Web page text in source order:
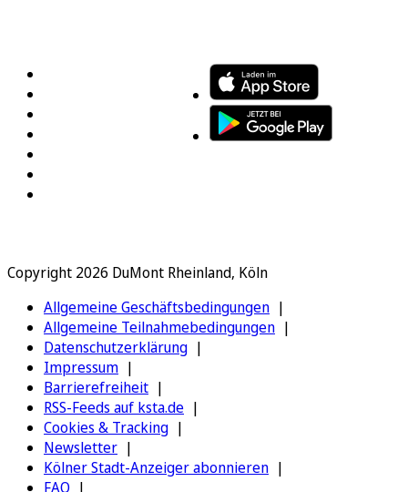
Copyright 2026 DuMont Rheinland, Köln
Allgemeine Geschäftsbedingungen
Allgemeine Teilnahmebedingungen
Datenschutzerklärung
Impressum
Barrierefreiheit
RSS-Feeds auf ksta.de
Cookies & Tracking
Newsletter
Kölner Stadt-Anzeiger abonnieren
FAQ